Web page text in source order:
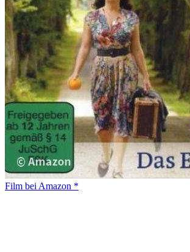
Film bei Amazon *